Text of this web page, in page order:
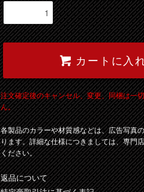
カートに入
注文確定後のキャンセル、変更、同梱は一
ん。
各製品のカラーや材質感などは、広告写真
ります。詳細な仕様につきましては、専門
ください。
返品について